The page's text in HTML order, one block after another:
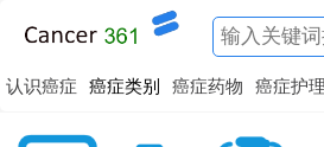
认识癌症 癌症类别 癌症药物 癌症护理